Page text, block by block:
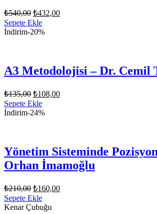
₺540,00 Orijinal
fiyat:
₺540,00.
₺432,00Şu
Sepete Ekle
İndirim-20%
A3 Metodolojisi – Dr. Cemil
₺135,00 Orijinal
fiyat:
₺135,00.
₺108,00Şu
Sepete Ekle
İndirim-24%
Yönetim Sisteminde
Orhan İmamoğlu
₺210,00 Orijinal
fiyat:
₺210,00.
₺160,00Şu
Sepete Ekle
Kenar Çubuğu